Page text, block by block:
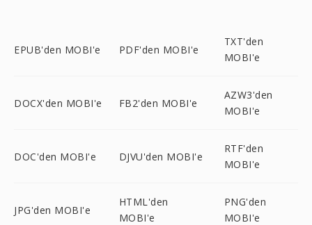
EPUB'den MOBI'e PDF'den MOBI'e
TXT'den
MOBI'e
DOCX'den MOBI'e FB2'den MOBI'e
AZW3'den
MOBI'e
DOC'den MOBI'e DJVU'den MOBI'e
RTF'den
MOBI'e
JPG'den MOBI'e
HTML'den
MOBI'e
PNG'den
MOBI'e